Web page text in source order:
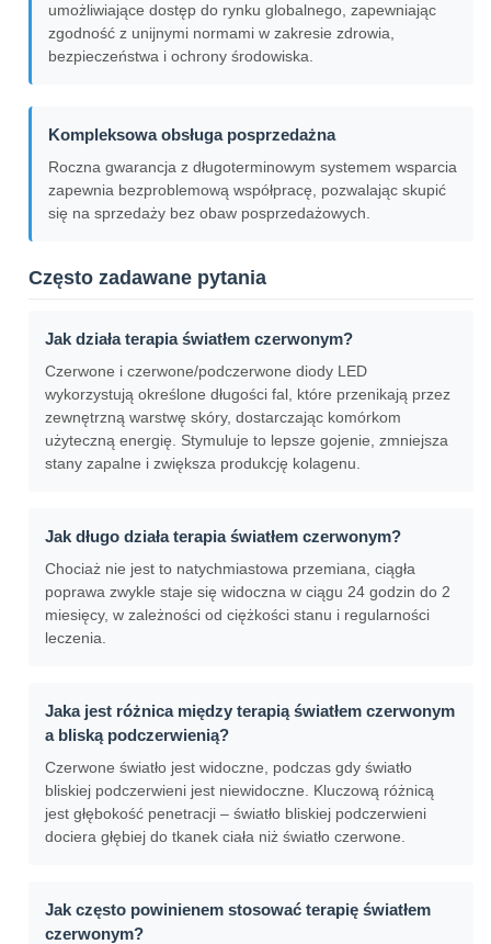
umożliwiające dostęp do rynku globalnego, zapewniając
zgodność z unijnymi normami w zakresie zdrowia,
bezpieczeństwa i ochrony środowiska.
Kompleksowa obsługa posprzedażna
Roczna gwarancja z długoterminowym systemem wsparcia
zapewnia bezproblemową współpracę, pozwalając skupić
się na sprzedaży bez obaw posprzedażowych.
Często zadawane pytania
Jak działa terapia światłem czerwonym?
Czerwone i czerwone/podczerwone diody LED
wykorzystują określone długości fal, które przenikają przez
zewnętrzną warstwę skóry, dostarczając komórkom
użyteczną energię. Stymuluje to lepsze gojenie, zmniejsza
stany zapalne i zwiększa produkcję kolagenu.
Jak długo działa terapia światłem czerwonym?
Chociaż nie jest to natychmiastowa przemiana, ciągła
poprawa zwykle staje się widoczna w ciągu 24 godzin do 2
miesięcy, w zależności od ciężkości stanu i regularności
leczenia.
Jaka jest różnica między terapią światłem czerwonym
a bliską podczerwienią?
Czerwone światło jest widoczne, podczas gdy światło
bliskiej podczerwieni jest niewidoczne. Kluczową różnicą
jest głębokość penetracji – światło bliskiej podczerwieni
dociera głębiej do tkanek ciała niż światło czerwone.
Jak często powinienem stosować terapię światłem
czerwonym?